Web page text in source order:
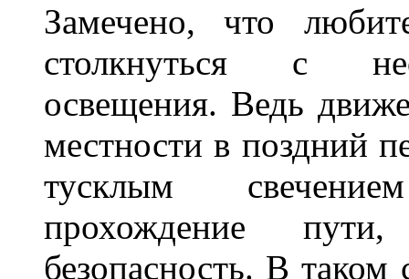
Замечено, что
столкнуться с
освещения. Ведь
местности в поздний
тусклым
прохождение
безопасность. В